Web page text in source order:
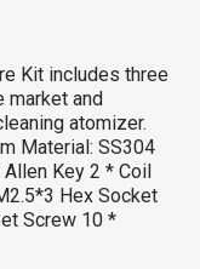
Kit includes three
market and
atomizer.
Material: SS304
Key 2 * Coil
Hex Socket
Screw 10 *